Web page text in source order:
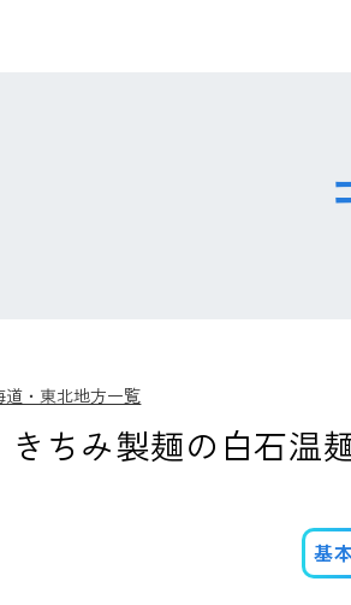
道・東北地方一覧
きちみ製麺の白石温
基